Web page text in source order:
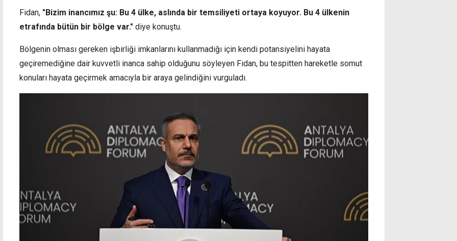
Fidan, "Bizim inancımız şu: Bu 4 ülke, aslında bir temsiliyeti ortaya koyuyor. Bu 4 ülkenin
etrafında bütün bir bölge var." diye konuştu.
Bölgenin olması gereken işbirliği imkanlarını kullanmadığı için kendi potansiyelini hayata
geçiremediğine dair kuvvetli inanca sahip olduğunu söyleyen Fidan, bu tespitten hareketle somut
konuları hayata geçirmek amacıyla bir araya gelindiğini vurguladı.